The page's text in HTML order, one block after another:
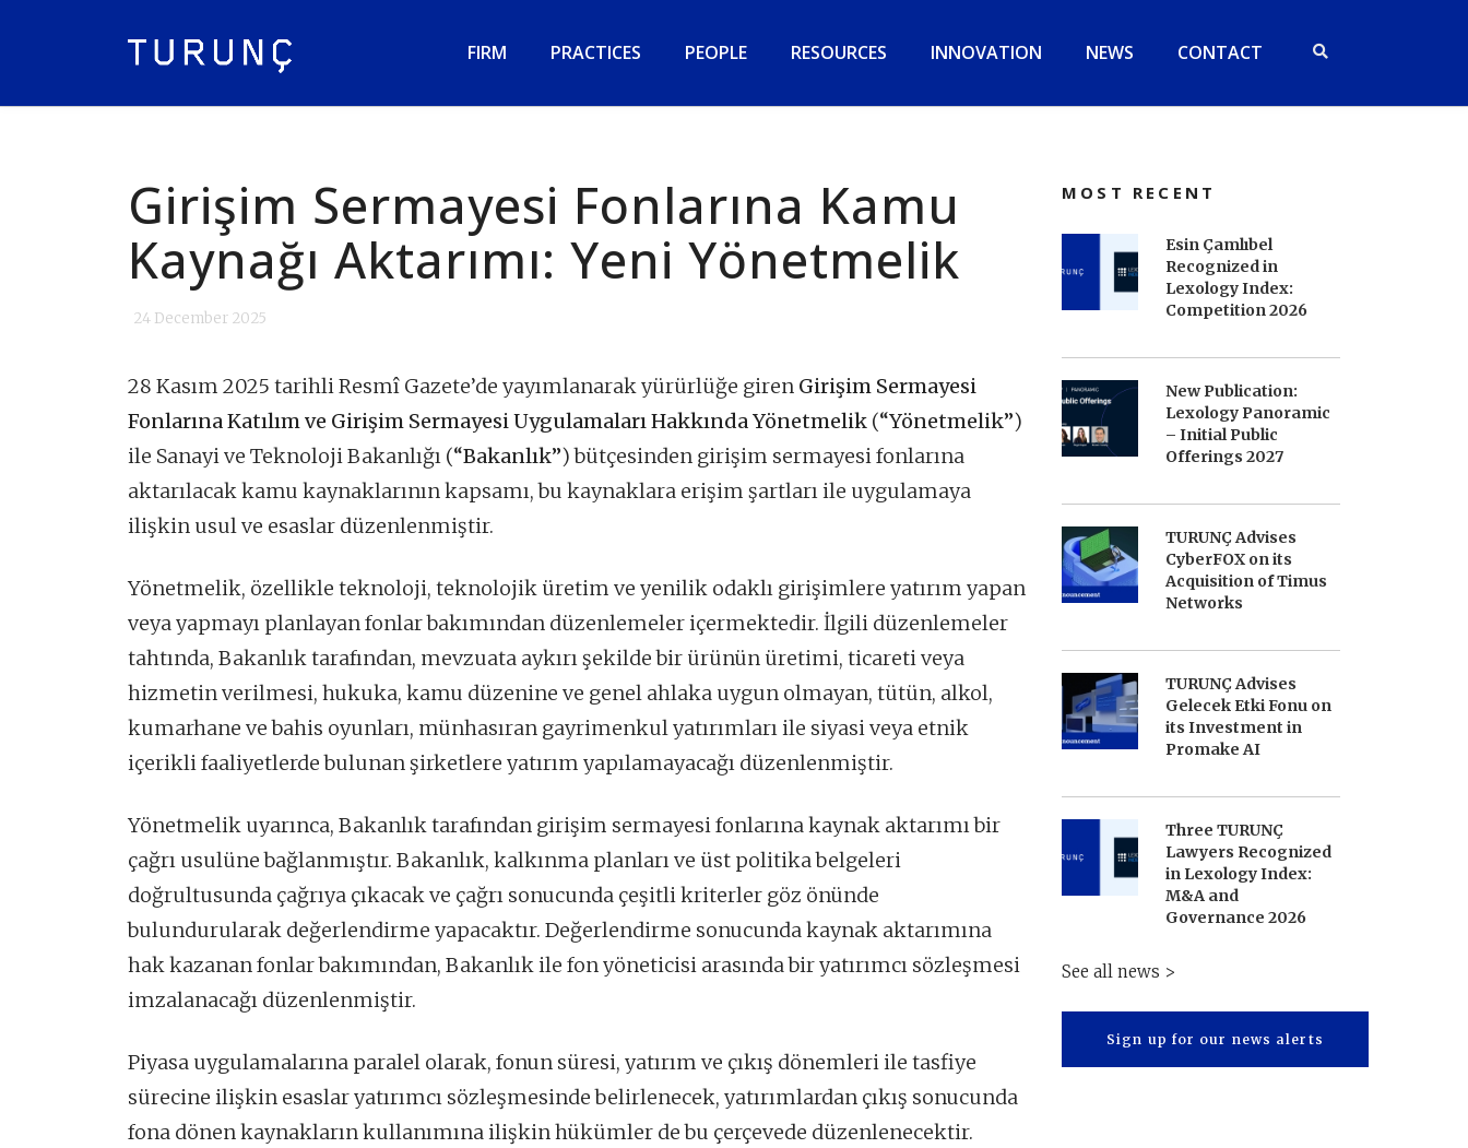
FIRM PRACTICES PEOPLE RESOURCES INNOVATION NEWS CONTACT
Girişim Sermayesi Fonlarına Kamu
Kaynağı Aktarımı: Yeni Yönetmelik
24 December 2025
28 Kasım 2025 tarihli Resmî Gazete’de yayımlanarak yürürlüğe giren Girişim Sermayesi
Fonlarına Katılım ve Girişim Sermayesi Uygulamaları Hakkında Yönetmelik (“Yönetmelik”)
ile Sanayi ve Teknoloji Bakanlığı (“Bakanlık”) bütçesinden girişim sermayesi fonlarına
aktarılacak kamu kaynaklarının kapsamı, bu kaynaklara erişim şartları ile uygulamaya
ilişkin usul ve esaslar düzenlenmiştir.
Yönetmelik, özellikle teknoloji, teknolojik üretim ve yenilik odaklı girişimlere yatırım yapan
veya yapmayı planlayan fonlar bakımından düzenlemeler içermektedir. İlgili düzenlemeler
tahtında, Bakanlık tarafından, mevzuata aykırı şekilde bir ürünün üretimi, ticareti veya
hizmetin verilmesi, hukuka, kamu düzenine ve genel ahlaka uygun olmayan, tütün, alkol,
kumarhane ve bahis oyunları, münhasıran gayrimenkul yatırımları ile siyasi veya etnik
içerikli faaliyetlerde bulunan şirketlere yatırım yapılamayacağı düzenlenmiştir.
Yönetmelik uyarınca, Bakanlık tarafından girişim sermayesi fonlarına kaynak aktarımı bir
çağrı usulüne bağlanmıştır. Bakanlık, kalkınma planları ve üst politika belgeleri
doğrultusunda çağrıya çıkacak ve çağrı sonucunda çeşitli kriterler göz önünde
bulundurularak değerlendirme yapacaktır. Değerlendirme sonucunda kaynak aktarımına
hak kazanan fonlar bakımından, Bakanlık ile fon yöneticisi arasında bir yatırımcı sözleşmesi
imzalanacağı düzenlenmiştir.
Piyasa uygulamalarına paralel olarak, fonun süresi, yatırım ve çıkış dönemleri ile tasfiye
sürecine ilişkin esaslar yatırımcı sözleşmesinde belirlenecek, yatırımlardan çıkış sonucunda
fona dönen kaynakların kullanımına ilişkin hükümler de bu çerçevede düzenlenecektir.
MOST RECENT
Esin Çamlıbel
Recognized in
Lexology Index:
Competition 2026
New Publication:
Lexology Panoramic
– Initial Public
Offerings 2027
TURUNÇ Advises
CyberFOX on its
Acquisition of Timus
Networks
TURUNÇ Advises
Gelecek Etki Fonu on
its Investment in
Promake AI
Three TURUNÇ
Lawyers Recognized
in Lexology Index:
M&A and
Governance 2026
See all news >
Sign up for our news alerts